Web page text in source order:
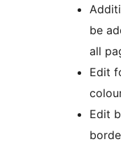
be
all
Edit
Edit